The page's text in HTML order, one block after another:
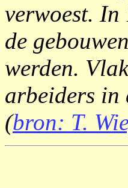
verwoest.
de
werden.
arbeiders in
(bron: T.